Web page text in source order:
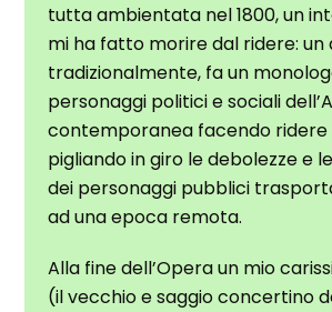
tutta ambientata nel 1800, un
mi ha fatto morire dal ridere:
tradizionalmente, fa un
personaggi politici e sociali
contemporanea facendo ridere
pigliando in giro le debolezze e
dei personaggi pubblici
ad una epoca remota.
Alla fine dell’Opera un mio
(il vecchio e saggio concertino